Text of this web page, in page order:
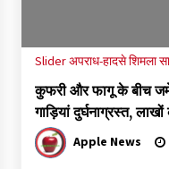
Sliderअपराध-हादसेशिमला
कुफरी और फागू के बीच
गाड़ियां दुर्घनाग्रस्त,
Apple News